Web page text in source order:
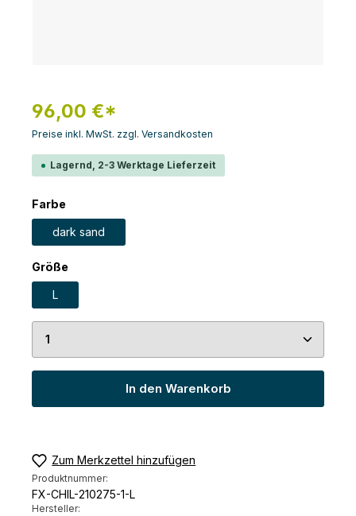
96,00 €*
Preise inkl. MwSt. zzgl. Versandkosten
Lagernd, 2-3 Werktage Lieferzeit
Farbeauswählen
dark sand
Größeauswählen
L
Produkt Anzahl: Gib den gewünschten Wert
In den Warenkorb
Zum Merkzettel hinzufügen
Produktnummer:
FX-CHIL-210275-1-L
Hersteller: